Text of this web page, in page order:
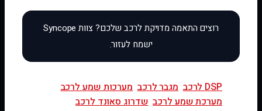
DSP לרכב מגבר לרכב מערכות שמע לרכב
מערכת שמע לרכב שדרוג סאונד לרכב